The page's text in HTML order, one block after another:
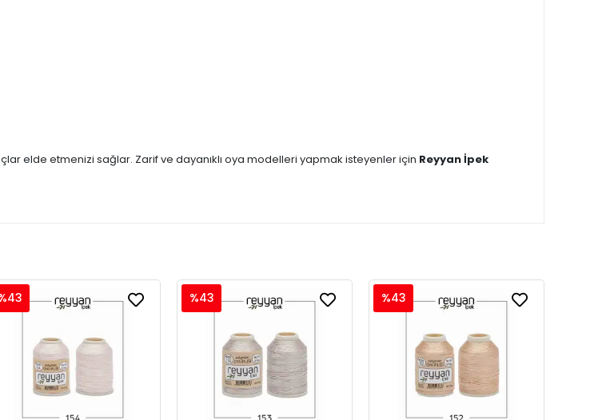
elde etmenizi sağlar. Zarif ve dayanıklı oya modelleri yapmak isteyenler için Reyyan İpek
%43 %43